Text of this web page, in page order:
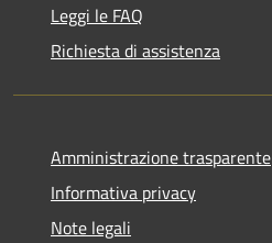
Leggi le FAQ
Richiesta di assistenza
Amministrazione trasparente
Informativa privacy
Note legali